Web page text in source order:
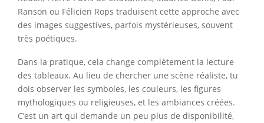
Ranson ou Félicien Rops traduisent cette approche avec
des images suggestives, parfois mystérieuses, souvent
très poétiques.
Dans la pratique, cela change complètement la lecture
des tableaux. Au lieu de chercher une scène réaliste, tu
dois observer les symboles, les couleurs, les figures
mythologiques ou religieuses, et les ambiances créées.
C’est un art qui demande un peu plus de disponibilité,